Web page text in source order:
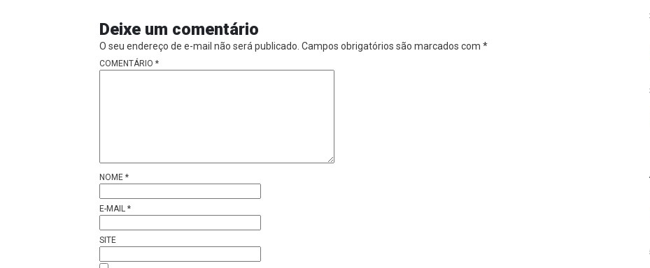
Deixe um comentário
O seu endereço de e-mail não será publicado. Campos obrigatórios são marcados com *
COMENTÁRIO *
NOME *
E-MAIL *
SITE